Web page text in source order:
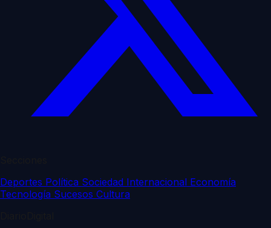
Deportes Política Sociedad Internacional Economía
Tecnología Sucesos Cultura